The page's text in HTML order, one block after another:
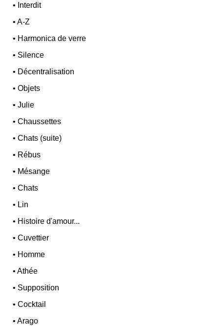
• Interdit
•A-Z
• Harmonica de verre
• Silence
• Décentralisation
•Objets
•Julie
•Chaussettes
•Chats (suite)
• Rébus
• Mésange
•Chats
• Lin
• Histoire d'amour...
•Cuvettier
• Homme
•Athée
• Supposition
•Cocktail
•Arago